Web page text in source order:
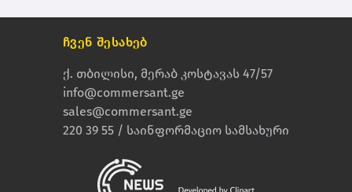
ჩვენ შესახებ
ქ. თბილისი, მერაბ კოსტავას 47/57
info@commersant.ge
sales@commersant.ge
220 39 55 / საინფორმაციო სამსახური